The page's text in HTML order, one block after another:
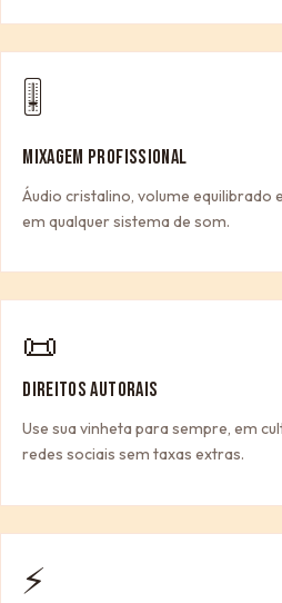
🎚
MIXAGEM PROFISSIONAL
Áudio cristalino, volume equilibrado
em qualquer sistema de som.
📜
DIREITOS AUTORAIS
Use sua vinheta para sempre, em
redes sociais sem taxas extras.
⚡